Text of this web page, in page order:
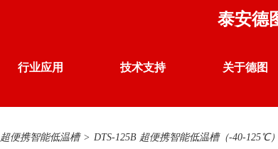
泰安德
温度 校准仪器
行业应用
行业案例
技术支持
产品应用
关于德图
企业荣誉
超便携智能低温槽 > DTS-125B 超便携智能低温槽（-40-125℃）